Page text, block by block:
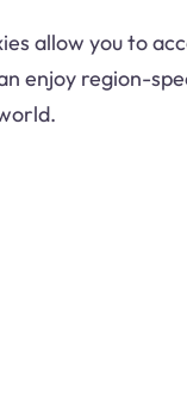
allow you to
enjoy region-